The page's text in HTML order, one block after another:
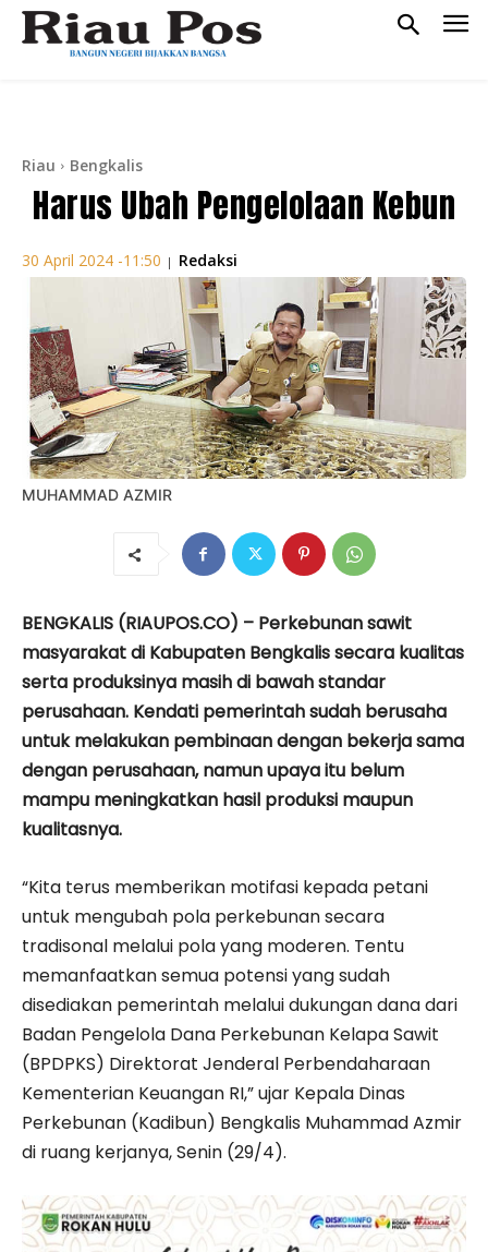
Riau Bengkalis
Harus Ubah Pengelolaan Kebun
30 April 2024 -11:50 | Redaksi
MUHAMMAD AZMIR
BENGKALIS (RIAUPOS.CO) – Perkebunan sawit
masyarakat di Kabupaten Bengkalis secara kualitas
serta produksinya masih di bawah standar
perusahaan. Kendati pemerintah sudah berusaha
untuk melakukan pembinaan dengan bekerja sama
dengan perusahaan, namun upaya itu belum
mampu meningkatkan hasil produksi maupun
kualitasnya.
“Kita terus memberikan motifasi kepada petani
untuk mengubah pola perkebunan secara
tradisonal melalui pola yang moderen. Tentu
memanfaatkan semua potensi yang sudah
disediakan pemerintah melalui dukungan dana dari
Badan Pengelola Dana Perkebunan Kelapa Sawit
(BPDPKS) Direktorat Jenderal Perbendaharaan
Kementerian Keuangan RI,” ujar Kepala Dinas
Perkebunan (Kadibun) Bengkalis Muhammad Azmir
di ruang kerjanya, Senin (29/4).